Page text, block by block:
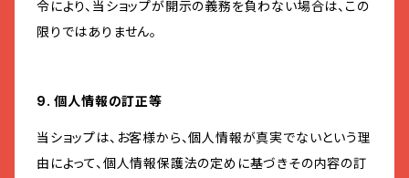
令により、当ショップが開示の義務を負わない場合は、この
限りではありません。
9. 個人情報の訂正等
当ショップは、お客様から、個人情報が真実でないという理
由によって、個人情報保護法の定めに基づきその内容の訂